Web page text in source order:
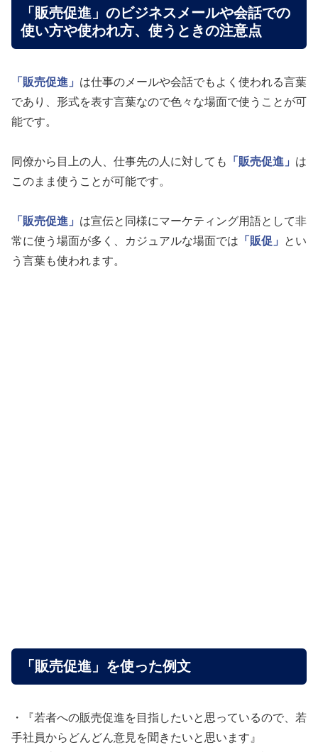
「販売促進」のビジネスメールや会話での
使い方や使われ方、使うときの注意点
「販売促進」 は仕事のメールや会話でもよく使われる言葉
であり、形式を表す言葉なので色々な場面で使うことが可
能です。
同僚から目上の人、仕事先の人に対しても 「販売促進」 は
このまま使うことが可能です。
「販売促進」 は宣伝と同様にマーケティング用語として非
常に使う場面が多く、カジュアルな場面では 「販促」
とい
う言葉も使われます。
「販売促進」を使った例文
・『若者への販売促進を目指したいと思っているので、若
手社員からどんどん意見を聞きたいと思います』